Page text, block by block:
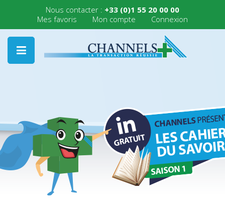
Nous contacter : +33 (0)1 55 20 00 00
Mes favoris
Mon compte Connexion